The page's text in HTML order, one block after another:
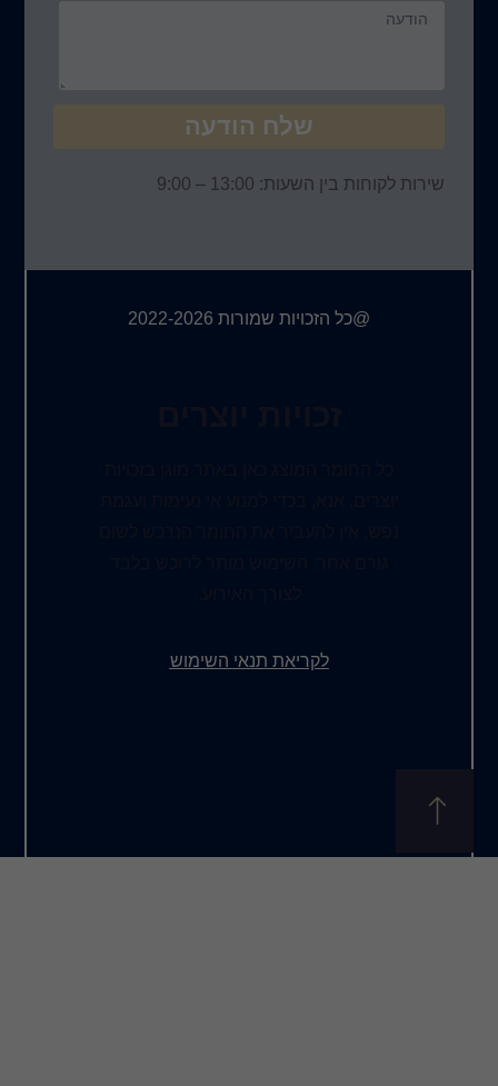
שלח הודעה
שירות לקוחות בין השעות: 13:00 – 9:00
@כל הזכויות שמורות 2022-2026
לקריאת תנאי השימוש